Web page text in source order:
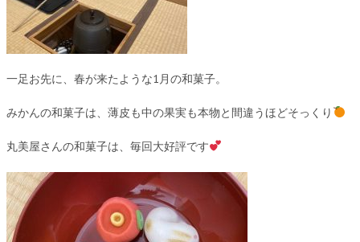
一足お先に、春が来たような1月の和菓子。
みかんの和菓子は、薄皮も中の果実も本物と間違うほどそっくり
丸美屋さんの和菓子は、毎回大好評です